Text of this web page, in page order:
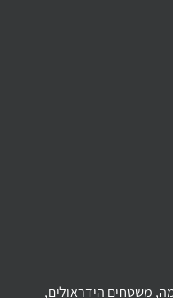
משטחים הידראולים,